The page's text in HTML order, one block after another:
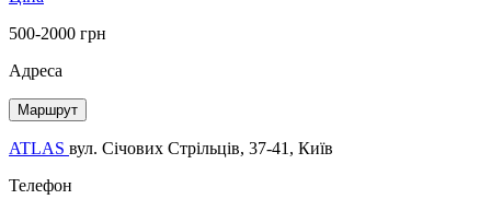
500-2000 грн
Адреса
Маршрут
ATLAS вул. Січових Стрільців, 37-41, Київ
Телефон